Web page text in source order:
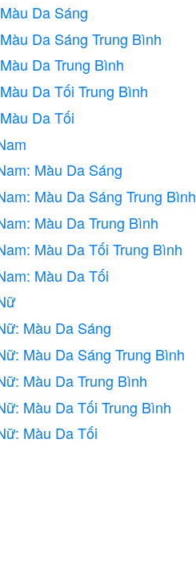
Da Sáng
Da Sáng Trung Bình
Da Trung Bình
Da Tối Trung Bình
Da Tối
Màu Da Sáng
Màu Da Sáng Trung Bình
Màu Da Trung Bình
Màu Da Tối Trung Bình
Màu Da Tối
Màu Da Sáng
Màu Da Sáng Trung Bình
Màu Da Trung Bình
Màu Da Tối Trung Bình
Màu Da Tối